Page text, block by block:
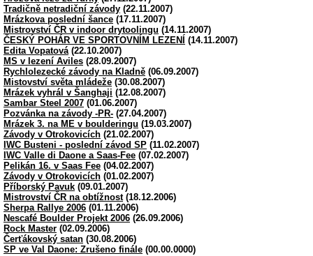
Tradičně netradiční závody (22.11.2007)
Mrázkova poslední šance (17.11.2007)
Mistrovství ČR v indoor drytoolingu (14.11.2007)
ČESKÝ POHÁR VE SPORTOVNÍM LEZENÍ
(14.11.2007)
Edita Vopatová(22.10.2007)
MS v lezení Aviles (28.09.2007)
Rychlolezecké závody na Kladně (06.09.2007)
Mistovství světa mládeže (30.08.2007)
Mrázek vyhrál v Šanghaji (12.08.2007)
Sambar Steel 2007 (01.06.2007)
Pozvánka na závody -PR- (27.04.2007)
Mrázek 3. na ME v boulderingu (19.03.2007)
Závody v Otrokovicích (21.02.2007)
IWC Busteni - poslední závod SP (11.02.2007)
IWC Valle di Daone a Saas-Fee (07.02.2007)
Pelikán 16. v Saas Fee (04.02.2007)
Závody v Otrokovicích (01.02.2007)
Příborský Pavuk (09.01.2007)
Mistrovství ČR na obtížnost(18.12.2006)
Sherpa Rallye 2006 (01.11.2006)
Nescafé Boulder Projekt 2006 (26.09.2006)
Rock Master (02.09.2006)
Čerťákovský satan (30.08.2006)
SP ve Val Daone: Zrušeno finále (00.00.0000)